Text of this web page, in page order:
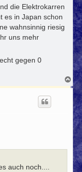
die Elektrokarren
es in Japan schon
wahnsinnig riesig
uns mehr
gegen 0
N
a
c
h
o
b
e
n
auch noch....